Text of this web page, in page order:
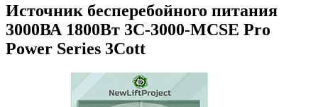
Источник бесперебойного питания
3000ВА 1800Вт 3C-3000-MCSE Pro
Power Series 3Cott